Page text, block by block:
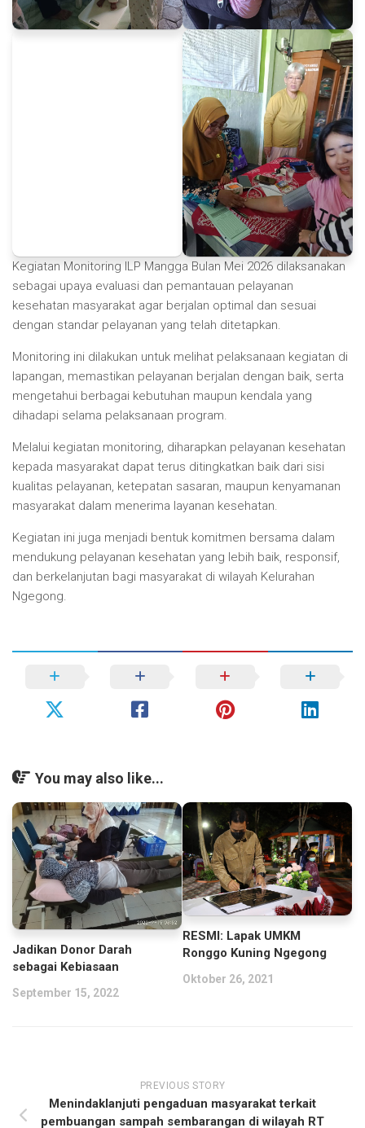
Kegiatan Monitoring ILP Mangga Bulan Mei 2026 dilaksanakan
sebagai upaya evaluasi dan pemantauan pelayanan
kesehatan masyarakat agar berjalan optimal dan sesuai
dengan standar pelayanan yang telah ditetapkan.
Monitoring ini dilakukan untuk melihat pelaksanaan kegiatan di
lapangan, memastikan pelayanan berjalan dengan baik, serta
mengetahui berbagai kebutuhan maupun kendala yang
dihadapi selama pelaksanaan program.
Melalui kegiatan monitoring, diharapkan pelayanan kesehatan
kepada masyarakat dapat terus ditingkatkan baik dari sisi
kualitas pelayanan, ketepatan sasaran, maupun kenyamanan
masyarakat dalam menerima layanan kesehatan.
Kegiatan ini juga menjadi bentuk komitmen bersama dalam
mendukung pelayanan kesehatan yang lebih baik, responsif,
dan berkelanjutan bagi masyarakat di wilayah Kelurahan
Ngegong.
You may also like...
Jadikan Donor Darah
sebagai Kebiasaan
September 15, 2022
RESMI: Lapak UMKM
Ronggo Kuning Ngegong
Oktober 26, 2021
PREVIOUS STORY
Menindaklanjuti pengaduan masyarakat terkait
pembuangan sampah sembarangan di wilayah RT